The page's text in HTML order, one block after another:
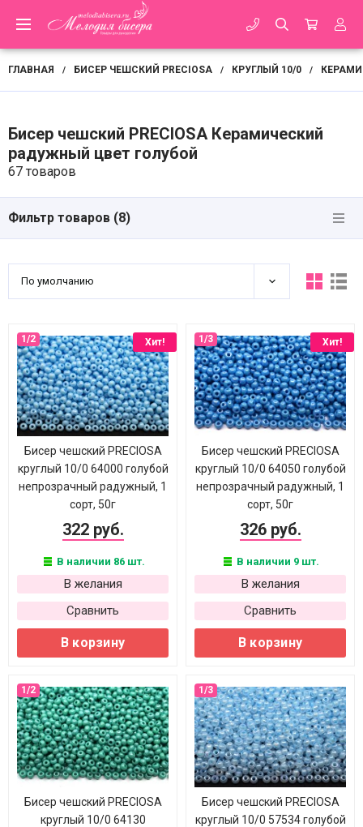
ГЛАВНАЯ / БИСЕР ЧЕШСКИЙ PRECIOSA / КРУГЛЫЙ 10/0 /
Бисер чешский PRECIOSA Керамический
радужный цвет голубой
67 товаров
Фильтр товаров (8)
По умолчанию
Хит!
Бисер чешский PRECIOSA
круглый 10/0 64000 голубой
непрозрачный радужный, 1
сорт, 50г
322 руб.
В наличии 86 шт.
В желания
Сравнить
В корзину
Хит!
Бисер чешский PRECIOSA
круглый 10/0 64050 голубой
непрозрачный радужный, 1
сорт, 50г
326 руб.
В наличии 9 шт.
В желания
Сравнить
В корзину
Бисер чешский PRECIOSA
круглый 10/0 64130
Бисер чешский PRECIOSA
круглый 10/0 57534 голубой